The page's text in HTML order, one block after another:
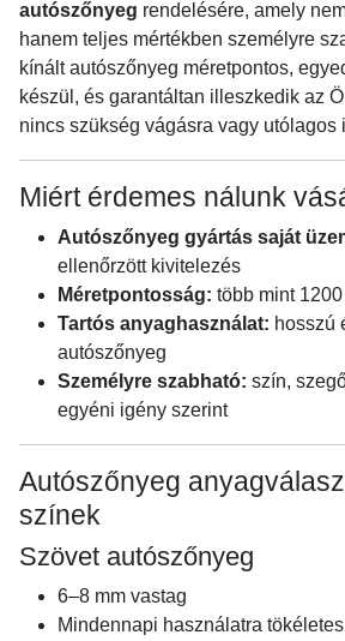
autószőnyeg rendelésére, amely
hanem teljes mértékben személyre
kínált autószőnyeg méretpontos,
készül, és garantáltan illeszkedik az
nincs szükség vágásra vagy utólagos
Miért érdemes nálunk
Autószőnyeg gyártás saját
ellenőrzött kivitelezés
Méretpontosság: több mint
Tartós anyaghasználat: hosszú
autószőnyeg
Személyre szabható: szín,
egyéni igény szerint
Autószőnyeg
színek
Szövet autószőnyeg
6–8 mm vastag
Mindennapi használatra tökéletes